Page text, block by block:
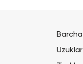
Barcha
Uzuklar